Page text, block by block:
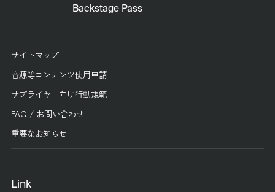
Backstage Pass
サイトマップ
音源等コンテンツ使用申請
サプライヤー向け行動規範
FAQ / お問い合わせ
重要なお知らせ
Link